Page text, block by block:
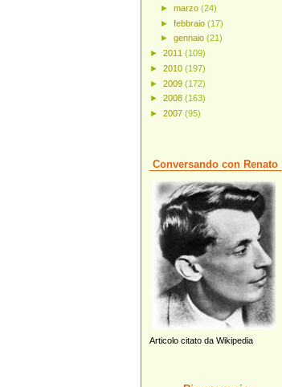
► marzo (24)
► febbraio (17)
► gennaio (21)
► 2011 (109)
► 2010 (197)
► 2009 (172)
► 2008 (163)
► 2007 (95)
Conversando con Renato
Articolo citato da Wikipedia